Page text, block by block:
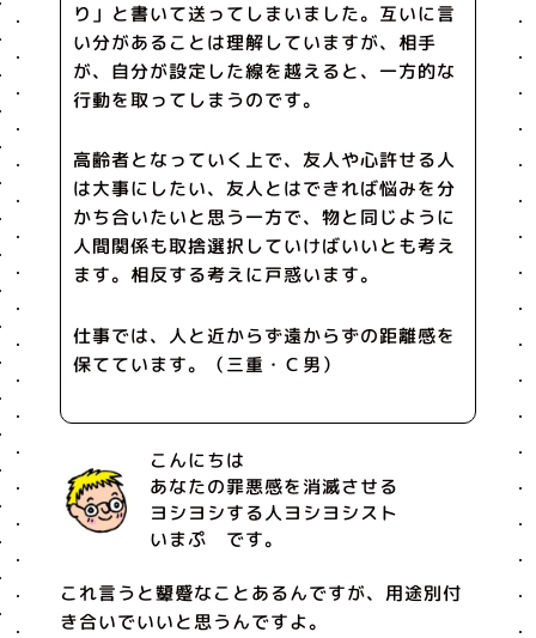
り」と書いて送ってしまいました。互いに言
い分があることは理解していますが、相手
が、自分が設定した線を越えると、一方的な
行動を取ってしまうのです。
高齢者となっていく上で、友人や心許せる人
は大事にしたい、友人とはできれば悩みを分
かち合いたいと思う一方で、物と同じように
人間関係も取捨選択していけばいいとも考え
ます。相反する考えに戸惑います。
仕事では、人と近からず遠からずの距離感を
保てています。（三重・Ｃ男）
こんにちは
あなたの罪悪感を消滅させる
ヨシヨシする人ヨシヨシスト
いまぷ です。
これ言うと顰蹙なことあるんですが、用途別付
き合いでいいと思うんですよ。